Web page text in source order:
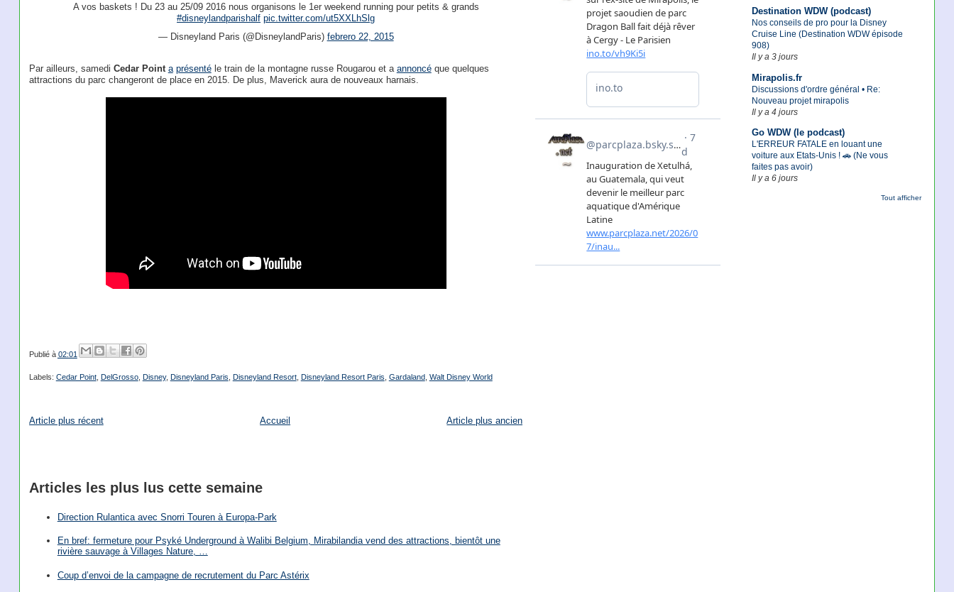
Destination WDW (podcast)
Nos conseils de pro pour la Disney
Cruise Line (Destination WDW épisode
908)
Il y a 3 jours
Mirapolis.fr
Discussions d'ordre général • Re:
Nouveau projet mirapolis
Il y a 4 jours
Go WDW (le podcast)
L'ERREUR FATALE en louant une
voiture aux Etats-Unis ! 🚗 (Ne vous
faites pas avoir)
Il y a 6 jours
Tout afficher
A vos baskets ! Du 23 au 25/09 2016 nous organisons le 1er weekend running pour petits & grands
#disneylandparishalf pic.twitter.com/ut5XXLhSlg
— Disneyland Paris (@DisneylandParis) febrero 22, 2015
Par ailleurs, samedi Cedar Point a présentéle train de la montagne russe Rougarou et a annoncéque quelques
attractions du parc changeront de place en 2015. De plus, Maverick aura de nouveaux harnais.
Publié à 02:01
Labels: Cedar Point, DelGrosso, Disney, Disneyland Paris Disneyland Resort, Disneyland Resort Paris Gardaland, Walt Disney World
Article plus récent Article plus ancien
Accueil
Articles les plus lus cette semaine
Direction Rulantica avec Snorri Touren à Europa-Park
En bref: fermeture pour Psyké Underground à Walibi Belgium, Mirabilandia vend des attractions, bientôt une
rivière sauvage à Villages Nature, …
Coup d’envoi de la campagne de recrutement du Parc Astérix